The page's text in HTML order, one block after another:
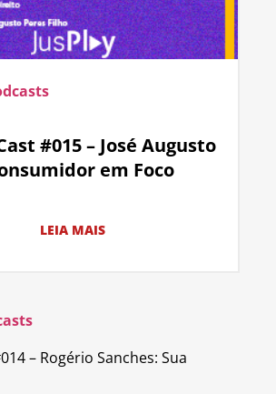
#015 – José Augusto
em Foco
LEIA MAIS
– Rogério Sanches: Sua